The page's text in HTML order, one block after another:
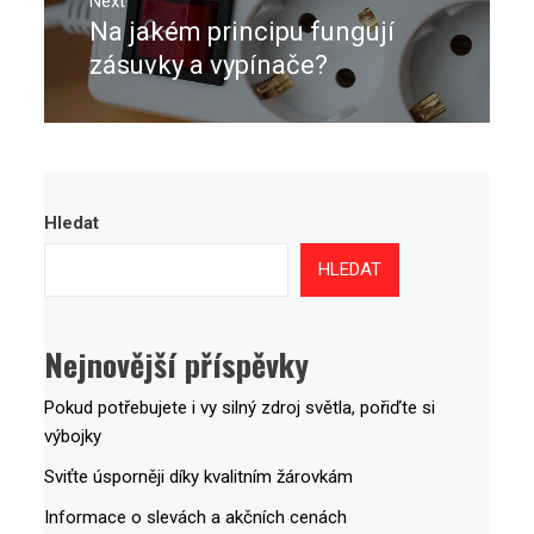
Next
post:
Na jakém principu fungují
zásuvky a vypínače?
Hledat
HLEDAT
Nejnovější příspěvky
Pokud potřebujete i vy silný zdroj světla, pořiďte si
výbojky
Sviťte úsporněji díky kvalitním žárovkám
Informace o slevách a akčních cenách